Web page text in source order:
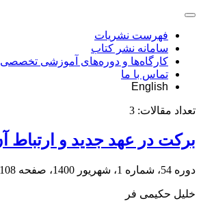
فهرست نشریات
سامانه نشر کتاب
کارگاه‌ها و دوره‌های آموزشی تخصصی
تماس با ما
English
تعداد مقالات: 3
برکت در عهد جدید و ارتباط
دوره 54، شماره 1، شهریور 1400، صفحه 108-89
خلیل حکیمی فر